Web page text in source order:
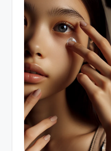
w
G
o
w
ie